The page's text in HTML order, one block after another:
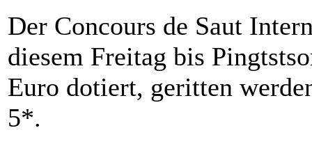
Der Concours de Saut
diesem Freitag bis
Euro dotiert, geritten
5*.